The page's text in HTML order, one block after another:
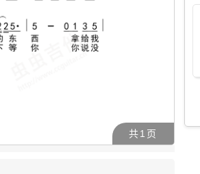
共1 页